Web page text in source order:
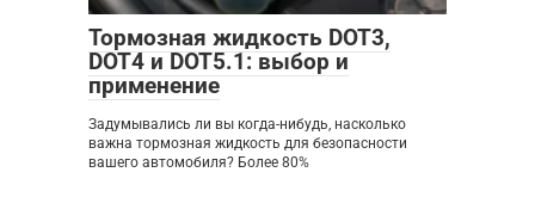
Тормозная жидкость DOT3,
DOT4 и DOT5.1: выбор и
применение
Задумывались ли вы когда-нибудь, насколько
важна тормозная жидкость для безопасности
вашего автомобиля? Более 80%